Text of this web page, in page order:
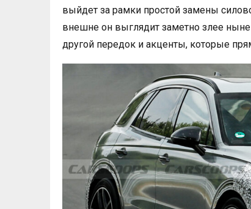
выйдет за рамки простой замены
внешне он выглядит заметно злее
другой передок и акценты, которые